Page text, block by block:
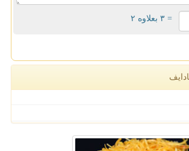
= ۳ بعلاوه ۲